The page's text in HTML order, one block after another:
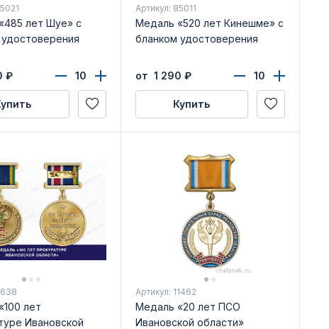
лет Шуе» с
₽
Артикул: 85011
Медаль «520 лет Кинешме» с
бланком удостоверения
от 1 290 ₽
Купить
лет
Ивановской
Артикул: 11462
Медаль «20 лет ПСО
Ивановской области»